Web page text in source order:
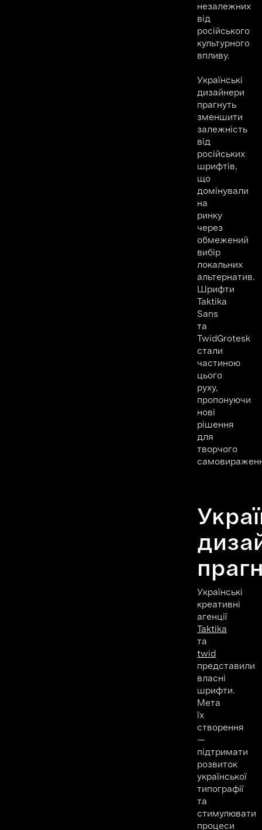
незалежних
від
російського
культурного
впливу.
Українські
дизайнери
прагнуть
зменшити
залежність
від
російських
шрифтів,
що
домінували
на
ринку
через
обмежений
вибір
локальних
альтернатив.
Шрифти
Taktika
Sans
та
TwidGrotesk
стали
частиною
цього
руху,
пропонуючи
нові
рішення
для
творчого
Українські
креативні
агенції
Taktika
та
twid
представили
власні
шрифти.
Мета
їх
створення
—
підтримати
розвиток
української
типографії
та
стимулювати
процеси